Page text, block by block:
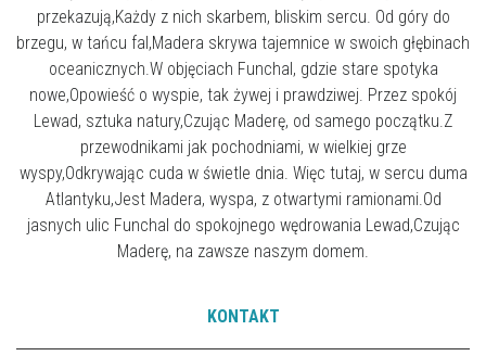
przekazują,Każdy z nich skarbem, bliskim sercu. Od góry do
brzegu, w tańcu fal,Madera skrywa tajemnice w swoich głębinach
oceanicznych.W objęciach Funchal, gdzie stare spotyka
nowe,Opowieść o wyspie, tak żywej i prawdziwej. Przez spokój
Lewad, sztuka natury,Czując Maderę, od samego początku.Z
przewodnikami jak pochodniami, w wielkiej grze
wyspy,Odkrywając cuda w świetle dnia. Więc tutaj, w sercu duma
Atlantyku,Jest Madera, wyspa, z otwartymi ramionami.Od
jasnych ulic Funchal do spokojnego wędrowania Lewad,Czując
Maderę, na zawsze naszym domem.
KONTAKT